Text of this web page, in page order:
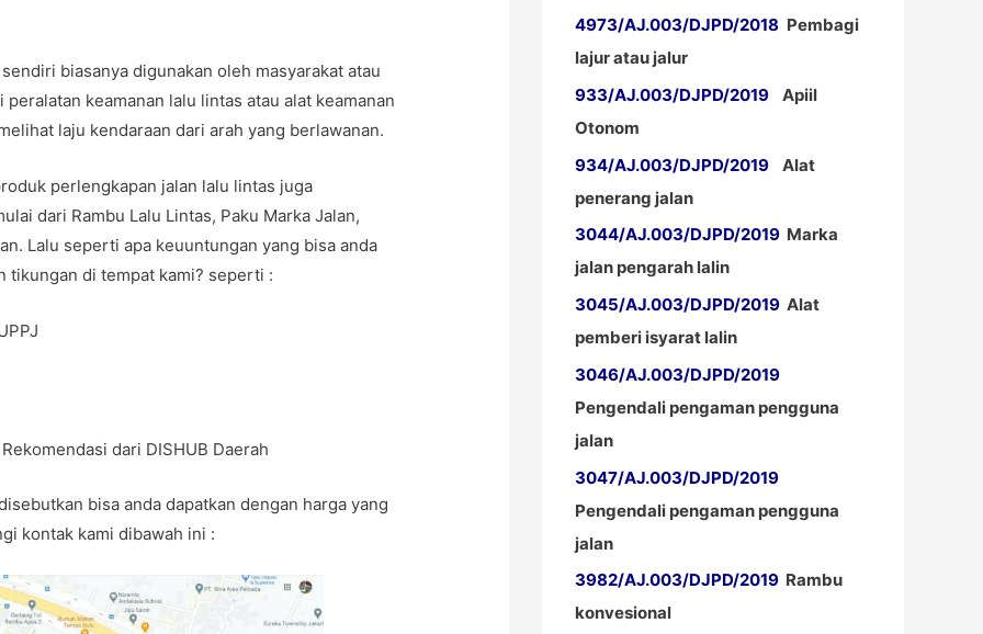
biasanya digunakan oleh masyarakat atau
keamanan lalu lintas atau alat keamanan
laju kendaraan dari arah yang berlawanan.
perlengkapan jalan lalu lintas juga
dari Rambu Lalu Lintas, Paku Marka Jalan,
Lalu seperti apa keuuntungan yang bisa anda
tikungan di tempat kami? seperti :
dari DISHUB Daerah
bisa anda dapatkan dengan harga yang
kontak kami dibawah ini :
4973/AJ.003/DJPD/2018 Pembagi
lajur atau jalur
933/AJ.003/DJPD/2019 Apiil
Otonom
934/AJ.003/DJPD/2019 Alat
penerang jalan
3044/AJ.003/DJPD/2019 Marka
jalan pengarah lalin
3045/AJ.003/DJPD/2019 Alat
pemberi isyarat lalin
3046/AJ.003/DJPD/2019
Pengendali pengaman pengguna
jalan
3047/AJ.003/DJPD/2019
Pengendali pengaman pengguna
jalan
3982/AJ.003/DJPD/2019 Rambu
konvesional